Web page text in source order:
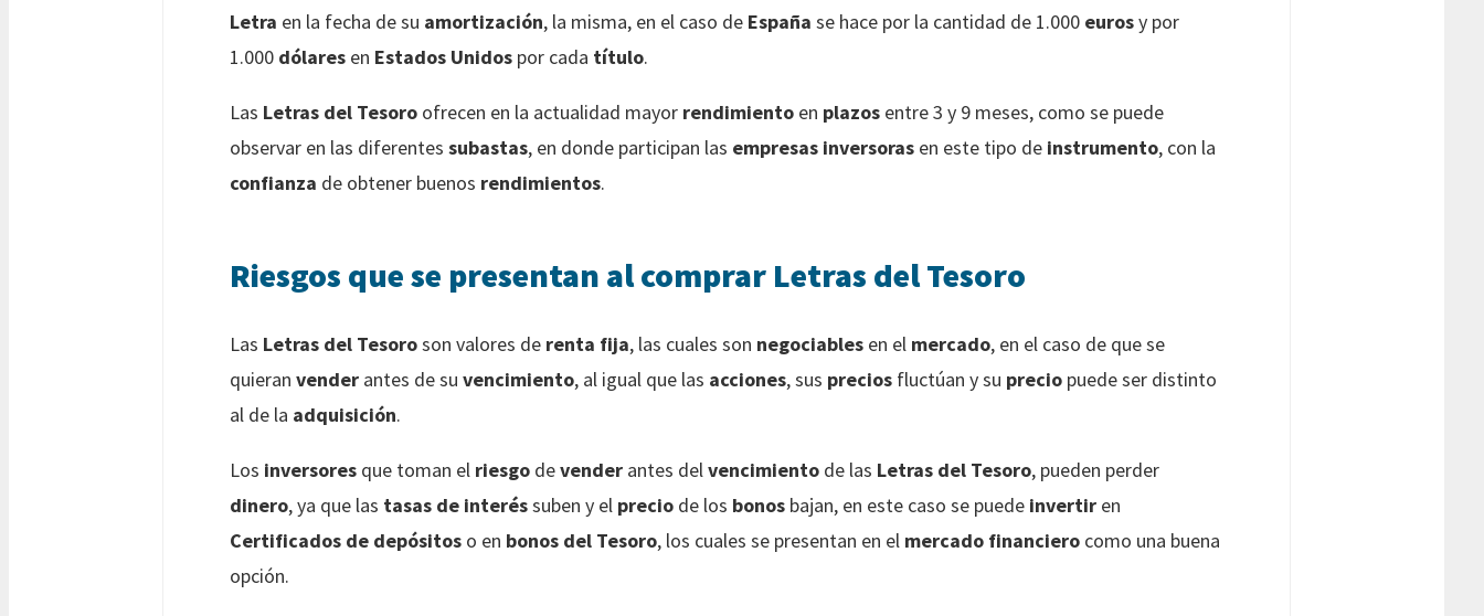
Letra en la fecha de su amortización, la misma, en el caso de España se hace por la cantidad de 1.000 eurosy por
1.000 dólares en Estados Unidos por cada título.
Las Letras del Tesoro ofrecen en la actualidad mayor rendimiento en plazos entre 3 y 9 meses, como se puede
observar en las diferentes subastas, en donde participan las empresas inversoras en este tipo de instrumento, con la
confianza de obtener buenos rendimientos.
Riesgos que se presentan al comprar Letras del Tesoro
Las Letras del Tesoroson valores de renta fija, las cuales son negociables en el mercado, en el caso de que se
quieran vender antes de su vencimiento, al igual que las acciones, sus precios fluctúan y su precio puede ser distinto
al de la adquisición.
Los inversores que toman el riesgo devender antes delvencimiento de las Letras del Tesoro, pueden perder
dinero, ya que las tasas de interéssuben y el precio de los bonos bajan, en este caso se puede invertir en
Certificados de depósitos o en bonos del Tesoro, los cuales se presentan en el mercado financiero como una buena
opción.